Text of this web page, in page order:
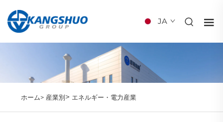
JA
ホーム> 産業別> エネルギー・電力産業